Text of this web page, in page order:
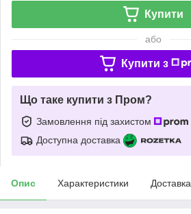
Купити
або
Купити з
Що таке купити з Пром?
Замовлення під захистом
Доступна доставка
Опис Характеристики Доставка